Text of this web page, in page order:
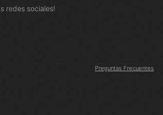
redes sociales!
Preguntas Frecuentes